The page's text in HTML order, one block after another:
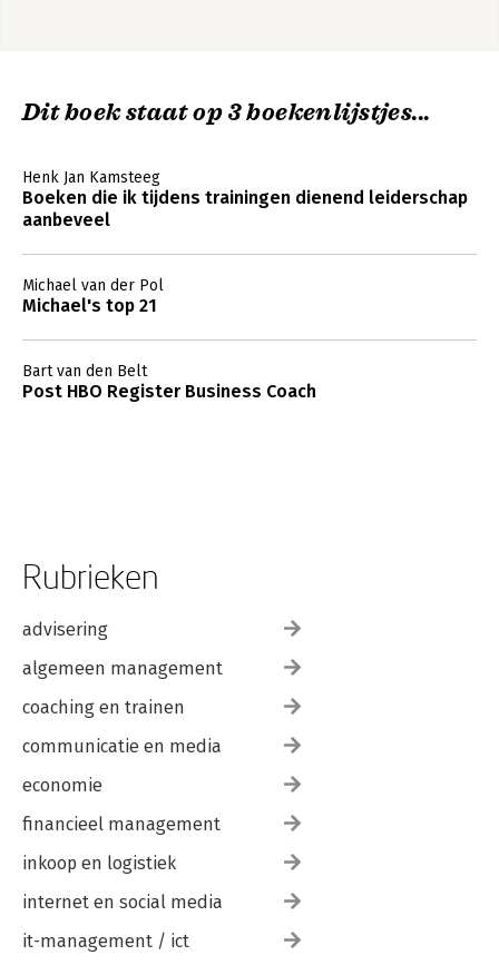
8B. Samenvatting analyse verwerven en afstoten van
Noten
Register
Dit boek staat op 3 boekenlijstjes...
Henk Jan Kamsteeg
Boeken die ik tijdens trainingen dienend leiderschap
aanbeveel
Michael van der Pol
Michael's top 21
Bart van den Belt
Post HBO Register Business Coach
Rubrieken
advisering
algemeen management
coaching en trainen
communicatie en media
economie
financieel management
inkoop en logistiek
internet en social media
it-management / ict